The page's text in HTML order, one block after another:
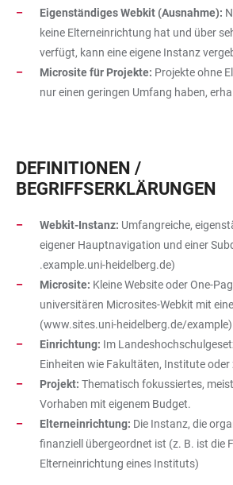
Eigenständiges Webkit (Ausnahme):
keine Elterneinrichtung hat und über
verfügt, kann eine eigene Instanz
Microsite für Projekte: Projekte ohne
nur einen geringen Umfang haben,
DEFINITIONEN /
BEGRIFFSERKLÄRUNGEN
Webkit-Instanz: Umfangreiche,
eigener Hauptnavigation und einer
.example.uni-heidelberg​.de)
Microsite: Kleine Website oder One-
universitären Microsites-Webkit mit
(www​.sites.uni-heidelberg​.de/example)
Einrichtung: Im
Einheiten wie Fakultäten, Institute oder
Projekt: Thematisch fokussiertes,
Vorhaben mit eigenem Budget.
Elterneinrichtung: Die Instanz, die
finanziell übergeordnet ist (z. B. ist die
Elterneinrichtung eines Instituts)